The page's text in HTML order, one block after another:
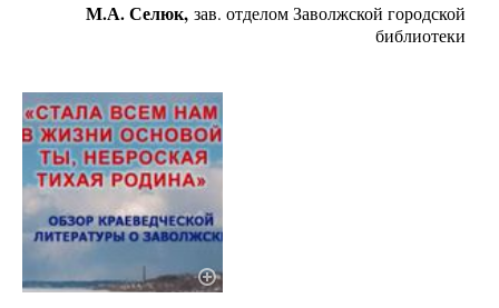
М.А. Селюк, зав. отделом Заволжской городской
библиотеки